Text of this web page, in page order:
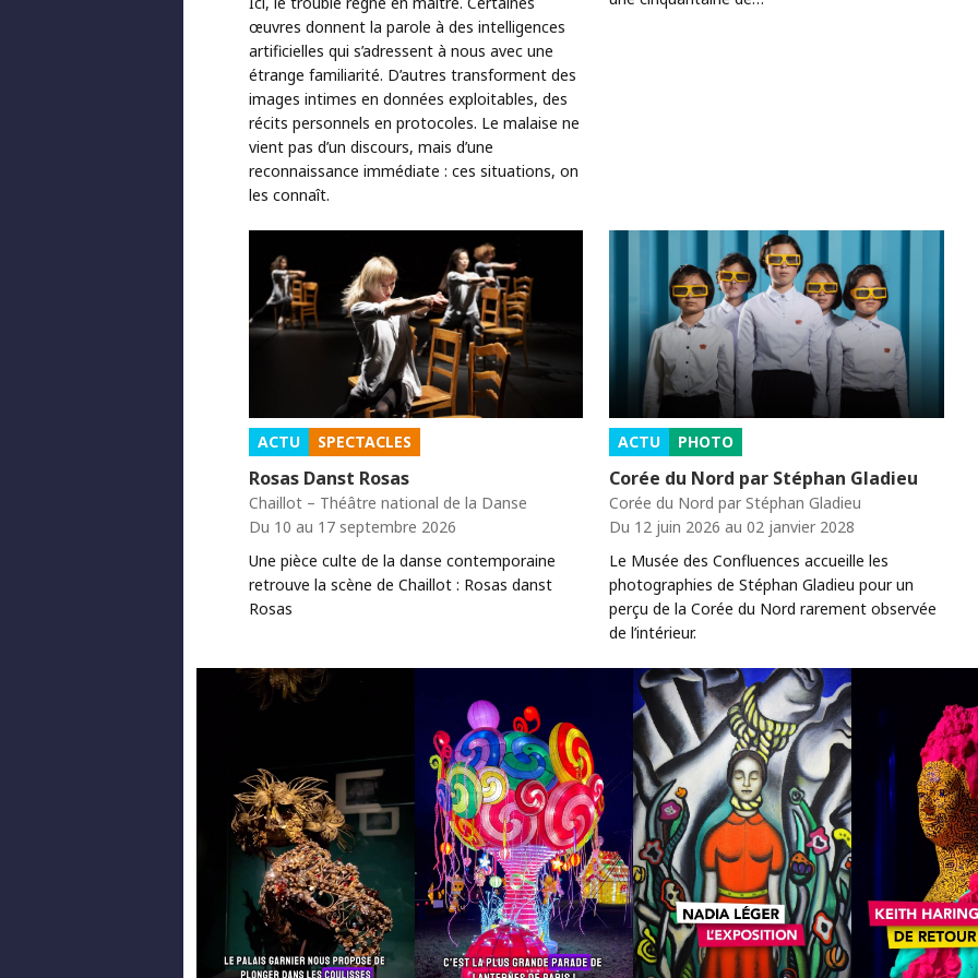
œuvres donnent la parole à des intelligences
artificielles qui s’adressent à nous avec une
étrange familiarité. D’autres transforment des
images intimes en données exploitables, des
récits personnels en protocoles. Le malaise ne
vient pas d’un discours, mais d’une
reconnaissance immédiate : ces situations, on
les connaît.
ACTU SPECTACLES
Rosas Danst Rosas
Chaillot – Théâtre national de la Danse
Du 10 au 17 septembre 2026
Une pièce culte de la danse contemporaine
retrouve la scène de Chaillot : Rosas danst
Rosas
ACTU PHOTO
Corée du Nord par Stéphan Gladieu
Corée du Nord par Stéphan Gladieu
Du 12 juin 2026 au 02 janvier 2028
Le Musée des Confluences accueille les
photographies de Stéphan Gladieu pour un
perçu de la Corée du Nord rarement observée
de l’intérieur.